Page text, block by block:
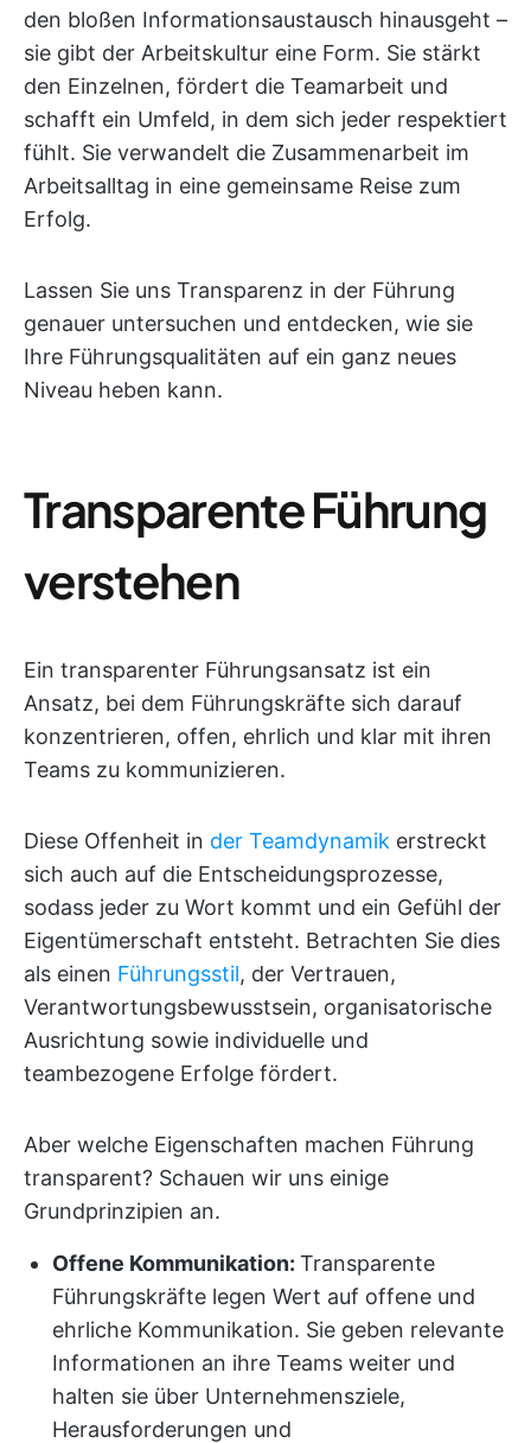
den bloßen Informationsaustausch hinausgeht –
sie gibt der Arbeitskultur eine Form. Sie stärkt
den Einzelnen, fördert die Teamarbeit und
schafft ein Umfeld, in dem sich jeder respektiert
fühlt. Sie verwandelt die Zusammenarbeit im
Arbeitsalltag in eine gemeinsame Reise zum
Erfolg.
Lassen Sie uns Transparenz in der Führung
genauer untersuchen und entdecken, wie sie
Ihre Führungsqualitäten auf ein ganz neues
Niveau heben kann.
Transparente Führung
verstehen
Ein transparenter Führungsansatz ist ein
Ansatz, bei dem Führungskräfte sich darauf
konzentrieren, offen, ehrlich und klar mit ihren
Teams zu kommunizieren.
Diese Offenheit in der Teamdynamik erstreckt
sich auch auf die Entscheidungsprozesse,
sodass jeder zu Wort kommt und ein Gefühl der
Eigentümerschaft entsteht. Betrachten Sie dies
als einen Führungsstil, der Vertrauen,
Verantwortungsbewusstsein, organisatorische
Ausrichtung sowie individuelle und
teambezogene Erfolge fördert.
Aber welche Eigenschaften machen Führung
transparent? Schauen wir uns einige
Grundprinzipien an.
Offene Kommunikation: Transparente
Führungskräfte legen Wert auf offene und
ehrliche Kommunikation. Sie geben relevante
Informationen an ihre Teams weiter und
halten sie über Unternehmensziele,
Herausforderungen und